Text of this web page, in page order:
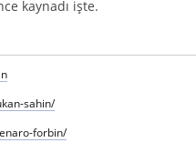
kaynadı işte.
sahin/
forbin/